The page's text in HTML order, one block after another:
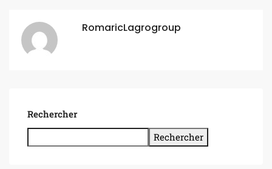
RomaricLagrogroup
Rechercher
Rechercher